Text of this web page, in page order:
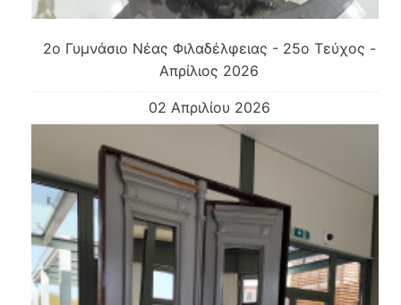
2o Γυμνάσιο Νέας Φιλαδέλφειας - 25ο Τεύχος -
Απρίλιος 2026
02 Απριλίου 2026